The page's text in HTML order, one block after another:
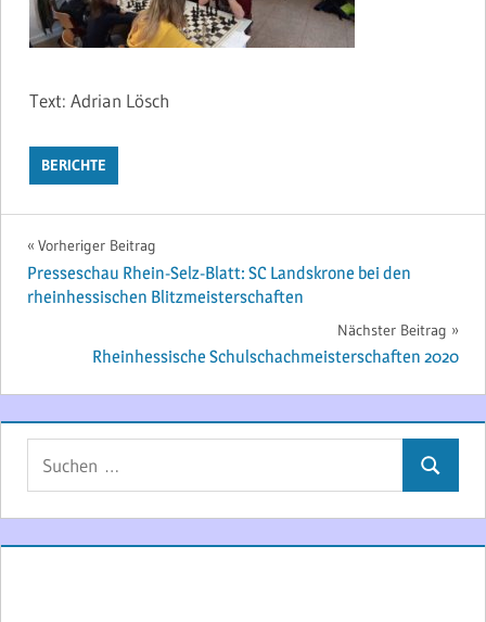
Text: Adrian Lösch
BERICHTE
Beitragsnavigation
Vorheriger Beitrag
Presseschau Rhein-Selz-Blatt: SC Landskrone bei den
rheinhessischen Blitzmeisterschaften
Nächster Beitrag
Rheinhessische Schulschachmeisterschaften 2020
Suchen